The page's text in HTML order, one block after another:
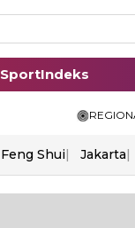
SportIndeks
Feng Shui Jakarta